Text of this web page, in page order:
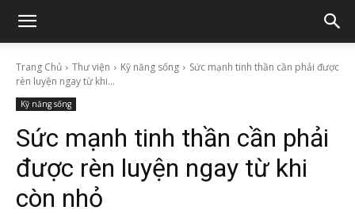
Trang Chủ Thư viện Kỹ năng sống
Sức mạnh tinh thần cần phải được
rèn luyện ngay từ khi...
Kỹ năng sống
Sức mạnh tinh thần cần phải
được rèn luyện ngay từ khi
còn nhỏ